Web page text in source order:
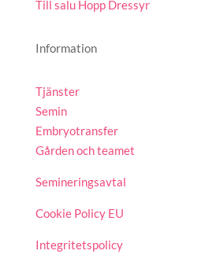
Till salu Hopp Dressyr
Information
Tjänster
Semin
Embryotransfer
Gården och teamet
Semineringsavtal
Cookie Policy EU
Integritetspolicy